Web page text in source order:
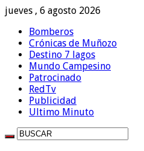
jueves , 6 agosto 2026
Bomberos
Crónicas de Muñozo
Destino 7 lagos
Mundo Campesino
Patrocinado
RedTv
Publicidad
Ultimo Minuto